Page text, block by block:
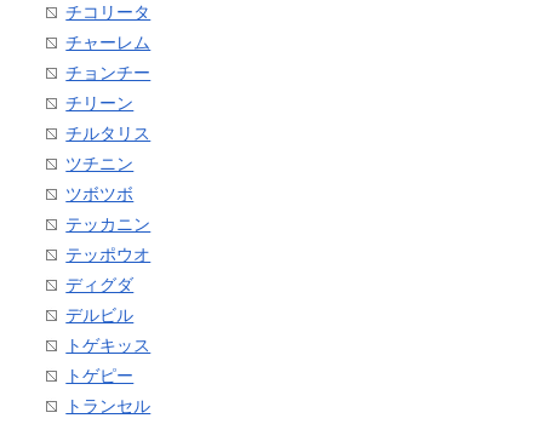
チコリータ
チャーレム
チョンチー
チリーン
チルタリス
ツチニン
ツボツボ
テッカニン
テッポウオ
ディグダ
デルビル
トゲキッス
トゲピー
トランセル